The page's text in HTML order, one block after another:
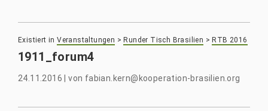
Existiert in Veranstaltungen > Runder Tisch Brasilien > RTB 2016
1911_forum4
24.11.2016 |von fabian.kern@kooperation-brasilien.org